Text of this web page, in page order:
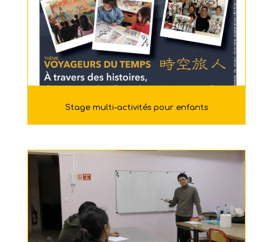
Stage multi-activités pour enfants